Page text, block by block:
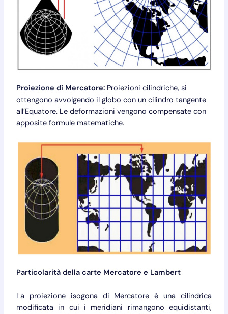
Proiezione di Mercatore:Proiezioni cilindriche, si
ottengono avvolgendo il globo con un cilindro tangente
all’Equatore. Le deformazioni vengono compensate con
apposite formule matematiche.
Particolarità della carte Mercatore e Lambert
La proiezione isogona di Mercatore è una cilindrica
modificata in cui i meridiani rimangono equidistanti,